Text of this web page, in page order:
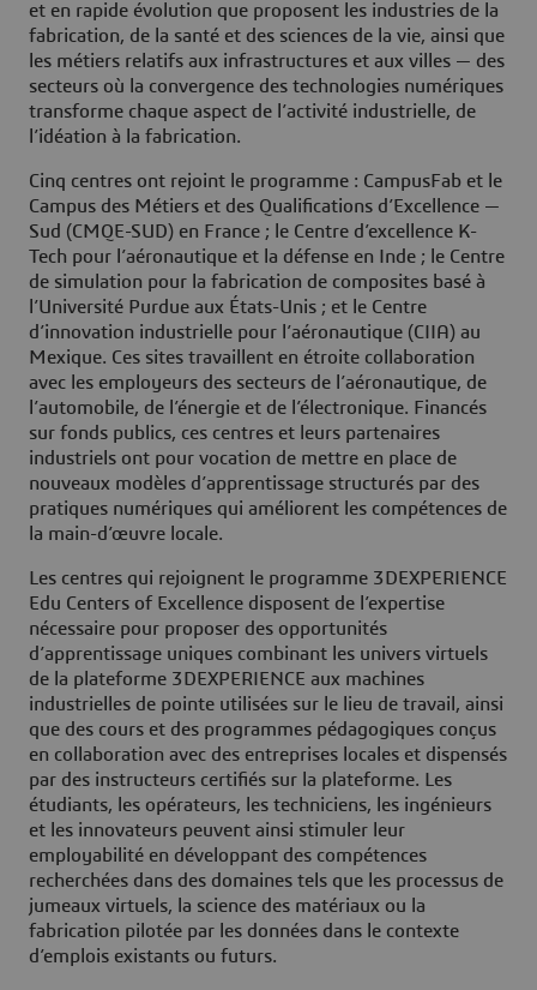
et en rapide évolution que proposent les industries de la
fabrication, de la santé et des sciences de la vie, ainsi que
les métiers relatifs aux infrastructures et aux villes — des
secteurs où la convergence des technologies numériques
transforme chaque aspect de l’activité industrielle, de
l’idéation à la fabrication.
Cinq centres ont rejoint le programme : CampusFab et le
Campus des Métiers et des Qualifications d’Excellence —
Sud (CMQE-SUD) en France ; le Centre d’excellence K-
Tech pour l’aéronautique et la défense en Inde ; le Centre
de simulation pour la fabrication de composites basé à
l’Université Purdue aux États-Unis ; et le Centre
d’innovation industrielle pour l’aéronautique (CIIA) au
Mexique. Ces sites travaillent en étroite collaboration
avec les employeurs des secteurs de l’aéronautique, de
l’automobile, de l’énergie et de l’électronique. Financés
sur fonds publics, ces centres et leurs partenaires
industriels ont pour vocation de mettre en place de
nouveaux modèles d’apprentissage structurés par des
pratiques numériques qui améliorent les compétences de
la main-d’œuvre locale.
Les centres qui rejoignent le programme 3DEXPERIENCE
Edu Centers of Excellence disposent de l’expertise
nécessaire pour proposer des opportunités
d’apprentissage uniques combinant les univers virtuels
de la plateforme 3DEXPERIENCE aux machines
industrielles de pointe utilisées sur le lieu de travail, ainsi
que des cours et des programmes pédagogiques conçus
en collaboration avec des entreprises locales et dispensés
par des instructeurs certifiés sur la plateforme. Les
étudiants, les opérateurs, les techniciens, les ingénieurs
et les innovateurs peuvent ainsi stimuler leur
employabilité en développant des compétences
recherchées dans des domaines tels que les processus de
jumeaux virtuels, la science des matériaux ou la
fabrication pilotée par les données dans le contexte
d’emplois existants ou futurs.